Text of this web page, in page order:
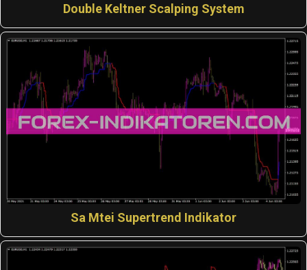
Double Keltner Scalping System
Sa Mtei Supertrend Indikator